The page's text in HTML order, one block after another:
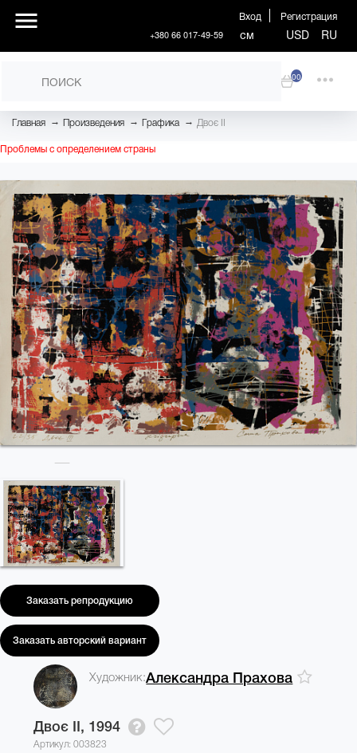
Вход Регистрация
+380 66 017-49-59 см USD RU
00
Главная → Произведения → Графика → Двоє II
Проблемы с определением страны
Заказать репродукцию
Заказать авторский вариант
Художник:Александра Прахова
Двоє II, 1994
Артикул: 003823